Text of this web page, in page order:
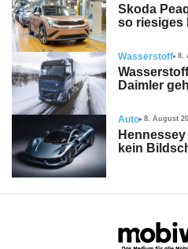
Skoda
so riesiges
Wasserstoff 8.
Daimler
Auto 8. August
kein